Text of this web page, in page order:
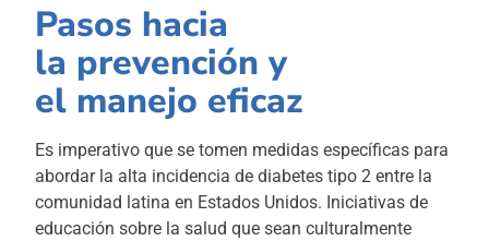
Pasos hacia
la prevención y
el manejo eficaz
Es imperativo que se tomen medidas específicas para
abordar la alta incidencia de diabetes tipo 2 entre la
comunidad latina en Estados Unidos. Iniciativas de
educación sobre la salud que sean culturalmente